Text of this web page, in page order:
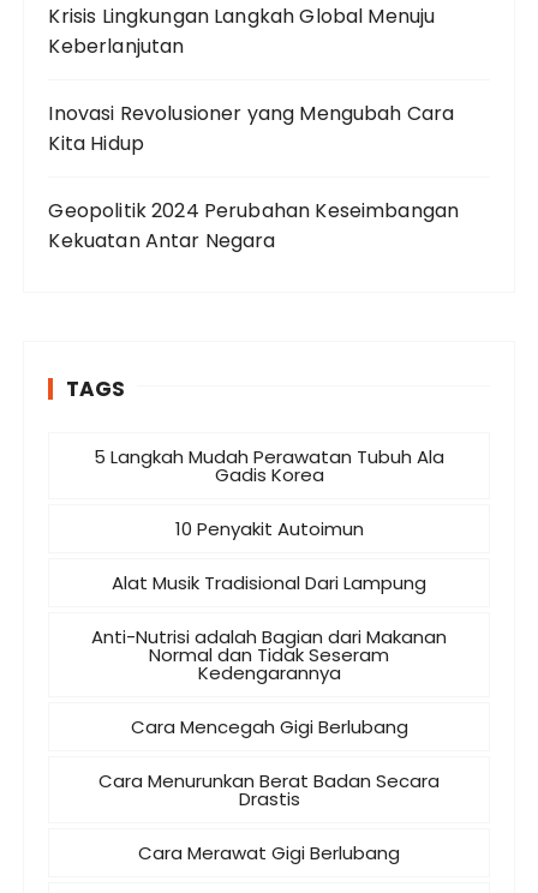
Krisis Lingkungan Langkah Global Menuju
Keberlanjutan
Inovasi Revolusioner yang Mengubah Cara
Kita Hidup
Geopolitik 2024 Perubahan Keseimbangan
Kekuatan Antar Negara
TAGS
5 Langkah Mudah Perawatan Tubuh Ala
Gadis Korea
10 Penyakit Autoimun
Alat Musik Tradisional Dari Lampung
Anti-Nutrisi adalah Bagian dari Makanan
Normal dan Tidak Seseram
Kedengarannya
Cara Mencegah Gigi Berlubang
Cara Menurunkan Berat Badan Secara
Drastis
Cara Merawat Gigi Berlubang